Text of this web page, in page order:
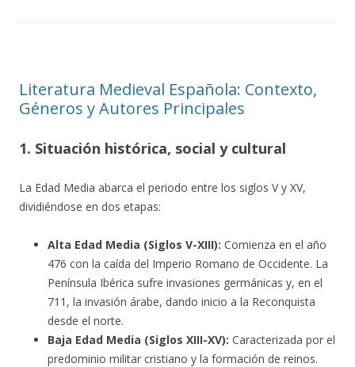
Literatura Medieval Española: Contexto,
Géneros y Autores Principales
1. Situación histórica, social y cultural
La Edad Media abarca el periodo entre los siglos V y XV,
dividiéndose en dos etapas:
Alta Edad Media (Siglos V-XIII): Comienza en el año
476 con la caída del Imperio Romano de Occidente. La
Península Ibérica sufre invasiones germánicas y, en el
711, la invasión árabe, dando inicio a la Reconquista
desde el norte.
Baja Edad Media (Siglos XIII-XV): Caracterizada por el
predominio militar cristiano y la formación de reinos.